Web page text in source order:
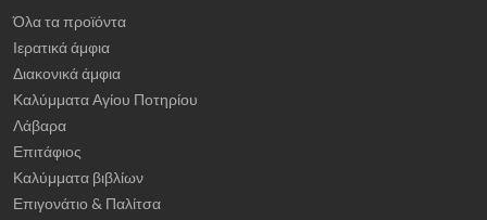
Όλα τα προϊόντα
Ιερατικά άμφια
Διακονικά άμφια
Καλύμματα Αγίου Ποτηρίου
Λάβαρα
Επιτάφιος
Καλύμματα βιβλίων
Επιγονάτιο & Παλίτσα